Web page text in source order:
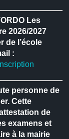
Les
2026/2027
de l’école
:
personne de
Cette
de
examens et
à la mairie